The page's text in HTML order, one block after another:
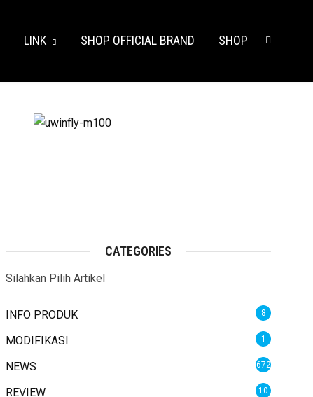
LINK SHOP OFFICIAL BRAND SHOP
CATEGORIES
Silahkan Pilih Artikel
INFO PRODUK 8
MODIFIKASI 1
NEWS 672
REVIEW 10